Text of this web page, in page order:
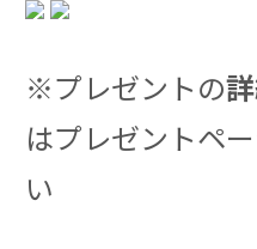
※プレゼントの
はプレゼントペ
い